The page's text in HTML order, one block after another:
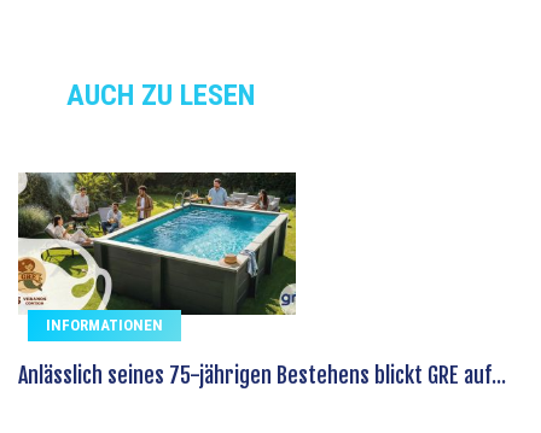
AUCH ZU LESEN
INFORMATIONEN
Anlässlich seines 75-jährigen Bestehens blickt GRE auf...